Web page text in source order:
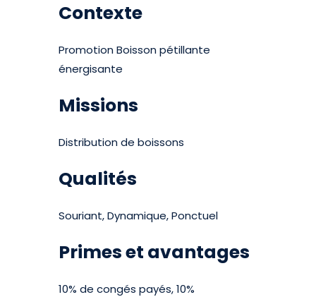
Contexte
Promotion Boisson pétillante
énergisante
Missions
Distribution de boissons
Qualités
Souriant, Dynamique, Ponctuel
Primes et avantages
10% de congés payés, 10%